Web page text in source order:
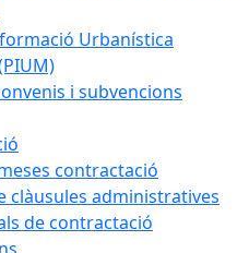
Urbanística
i subvencions
contractació
clàusules administratives
de contractació